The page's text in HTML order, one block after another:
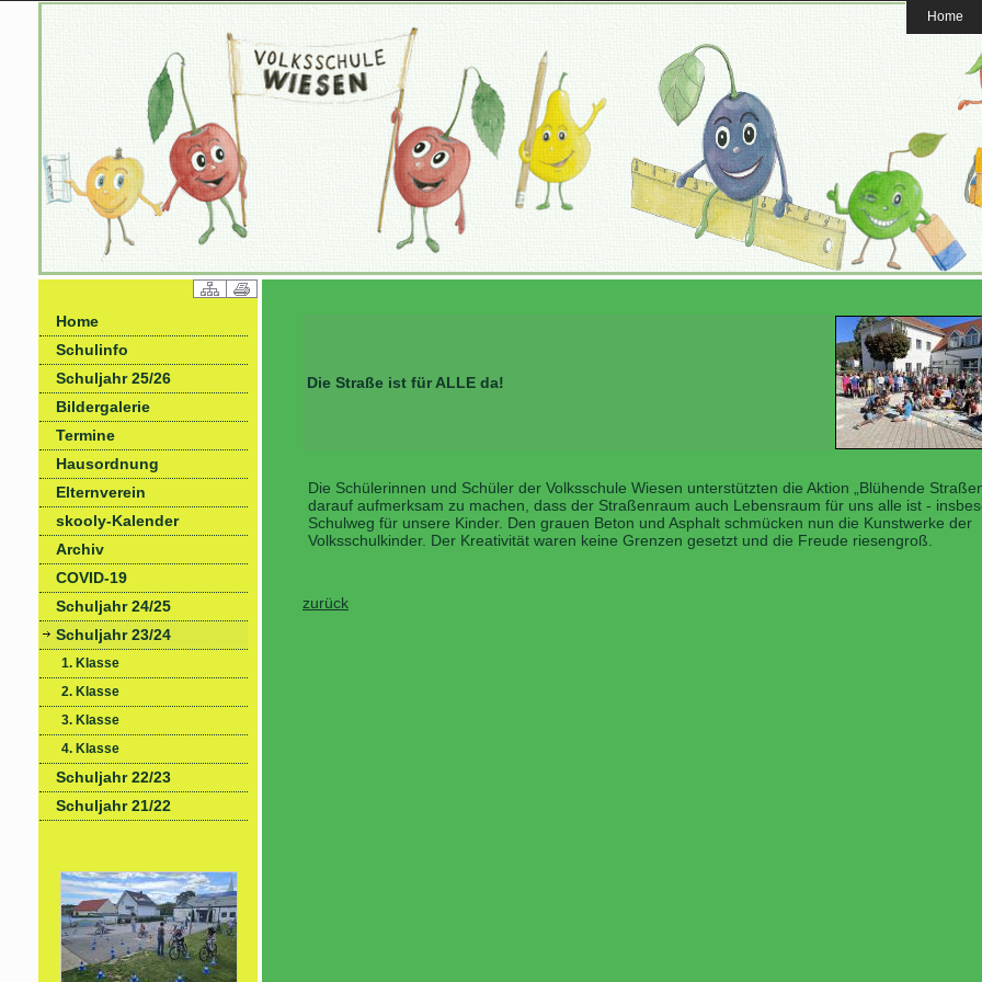
Home
Home
Schulinfo
Schuljahr 25/26
Bildergalerie
Termine
Hausordnung
Elternverein
skooly-Kalender
Archiv
COVID-19
Schuljahr 24/25
Schuljahr 23/24
1. Klasse
2. Klasse
3. Klasse
4. Klasse
Schuljahr 22/23
Schuljahr 21/22
Die Straße ist für ALLE da!
Die Schülerinnen und Schüler der Volksschule Wiesen unterstützten die Aktion „Blühende
darauf aufmerksam zu machen, dass der Straßenraum auch Lebensraum für uns alle ist -
Schulweg für unsere Kinder. Den grauen Beton und Asphalt schmücken nun die Kunstwerke der
Volksschulkinder. Der Kreativität waren keine Grenzen gesetzt und die Freude riesengroß.
zurück